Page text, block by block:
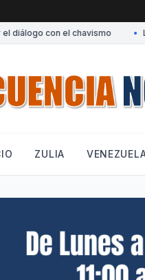
con el chavismo • La
ZULIA